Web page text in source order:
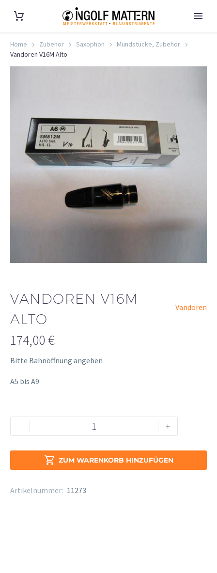
Home Zubehör Saxophon
Mundstücke, Zubehör
Vandoren V16M Alto
VANDOREN V16M
ALTO
Vandoren
174,00 €
Bitte Bahnöffnung angeben
A5 bis A9
-
Vandoren
V16M
+
 ZUM WARENKORB HINZUFÜGEN
Alternative:
Artikelnummer: 11273